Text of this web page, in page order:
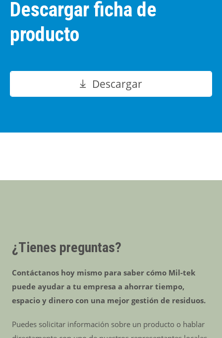
Descargar ficha de
producto
Descargar
¿Tienes preguntas?
Contáctanos hoy mismo para saber cómo Mil-tek
puede ayudar a tu empresa a ahorrar tiempo,
espacio y dinero con una mejor gestión de residuos.
Puedes solicitar información sobre un producto o hablar